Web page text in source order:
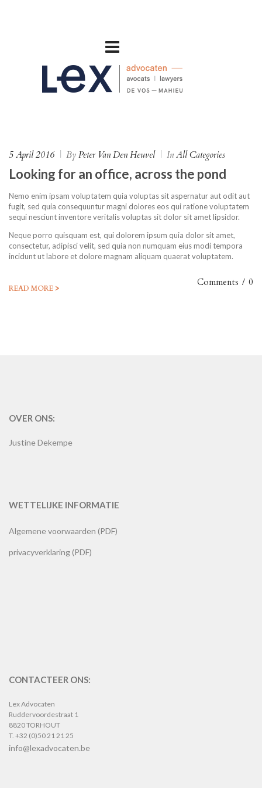
5 April 2016 By Peter Van Den Heuvel In All Categories
Looking for an office, across the pond
Nemo enim ipsam voluptatem quia voluptas sit aspernatur aut odit aut
fugit, sed quia consequuntur magni dolores eos qui ratione voluptatem
sequi nesciunt inventore veritalis voluptas sit dolor sit amet lipsidor.
Neque porro quisquam est, qui dolorem ipsum quia dolor sit amet,
consectetur, adipisci velit, sed quia non numquam eius modi tempora
incidunt ut labore et dolore magnam aliquam quaerat voluptatem.
READ MORE > Comments / 0
OVER ONS:
Justine Dekempe
WETTELIJKE INFORMATIE
Algemene voorwaarden (PDF)
privacyverklaring (PDF)
CONTACTEER ONS:
Lex Advocaten
Ruddervoordestraat 1
8820 TORHOUT
T. +32 (0)50 21 21 25
info@lexadvocaten.be